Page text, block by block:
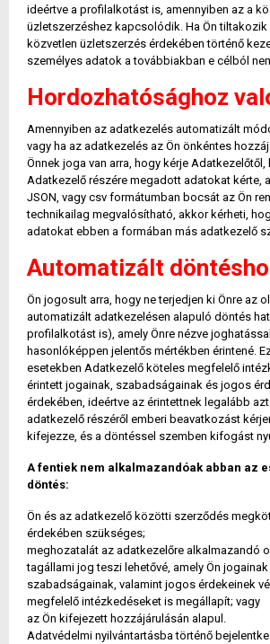
ideértve a profilalkotást is, amennyiben az a
üzletszerzéshez kapcsolódik. Ha Ön
közvetlen üzletszerzés érdekében történő
személyes adatok a továbbiakban e célból
Hordozhatósághoz
Amennyiben az adatkezelés automatizált
vagy ha az adatkezelés az Ön önkéntes
Önnek joga van arra, hogy kérje Adatkezelőtől,
Adatkezelő részére megadott adatokat kérte,
JSON, vagy csv formátumban bocsát az Ön
technikailag megvalósítható, akkor kérheti,
adatokat ebben a formában más adatkezelő
Automatizált
Ön jogosult arra, hogy ne terjedjen ki Önre az
automatizált adatkezelésen alapuló döntés
profilalkotást is), amely Önre nézve
hasonlóképpen jelentős mértékben érintené.
esetekben Adatkezelő köteles megfelelő
érintett jogainak, szabadságainak és jogos
érdekében, ideértve az érintettnek legalább
adatkezelő részéről emberi beavatkozást
kifejezze, és a döntéssel szemben kifogást
A fentiek nem alkalmazandóak abban az
döntés:
Ön és az adatkezelő közötti szerződés
érdekében szükséges;
meghozatalát az adatkezelőre alkalmazandó
tagállami jog teszi lehetővé, amely Ön
szabadságainak, valamint jogos érdekeinek
megfelelő intézkedéseket is megállapít; vagy
az Ön kifejezett hozzájárulásán alapul.
Adatvédelmi nyilvántartásba történő